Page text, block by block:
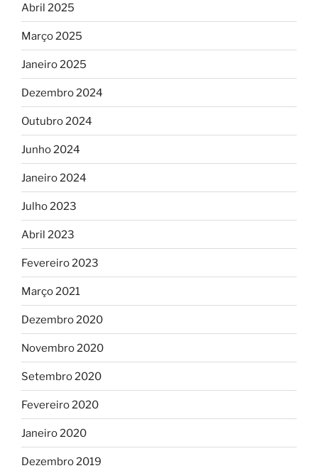
Abril 2025
Março 2025
Janeiro 2025
Dezembro 2024
Outubro 2024
Junho 2024
Janeiro 2024
Julho 2023
Abril 2023
Fevereiro 2023
Março 2021
Dezembro 2020
Novembro 2020
Setembro 2020
Fevereiro 2020
Janeiro 2020
Dezembro 2019